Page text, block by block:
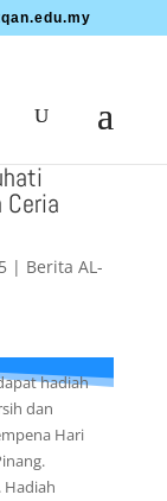
Ceria
| Berita AL-
hadiah
dan
Hari
Hadiah